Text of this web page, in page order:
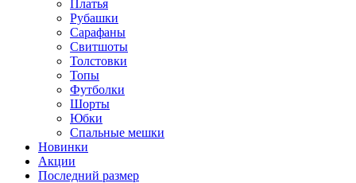
Платья
Рубашки
Сарафаны
Свитшоты
Толстовки
Топы
Футболки
Шорты
Юбки
Спальные мешки
Новинки
Акции
Последний размер